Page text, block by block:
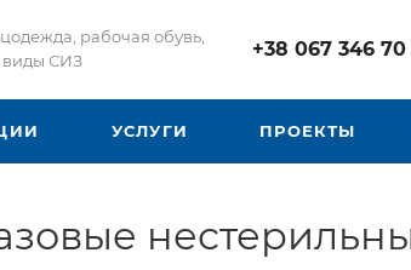
рабочая обувь,
виды СИЗ
+38 067 346 70
УСЛУГИ ПРОЕКТЫ